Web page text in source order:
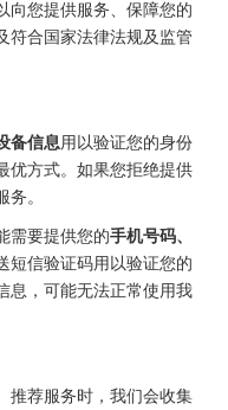
向您提供服务、保障您的
符合国家法律法规及监管
备信息用以验证您的身份
优方式。如果您拒绝提供
。
需要提供您的手机号码、
短信验证码用以验证您的
息，可能无法正常使用我
推荐服务时，我们会收集